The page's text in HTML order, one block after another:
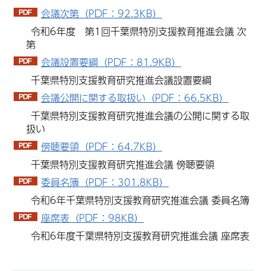
会議次第（PDF：92.3KB）
令和6年度 第1回千葉県特別支援教育推進会議 次
第
会議設置要綱（PDF：81.9KB）
千葉県特別支援教育研究推進会議設置要綱
会議公開に関する取扱い（PDF：66.5KB）
千葉県特別支援教育研究推進会議の公開に関する取
扱い
傍聴要領（PDF：64.7KB）
千葉県特別支援教育研究推進会議 傍聴要領
委員名簿（PDF：301.8KB）
令和6年千葉県特別支援教育研究推進会議 委員名簿
座席表（PDF：98KB）
令和6年度千葉県特別支援教育研究推進会議 座席表